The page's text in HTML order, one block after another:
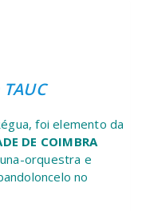
foi elemento da
DE COIMBRA
orquestra e
no